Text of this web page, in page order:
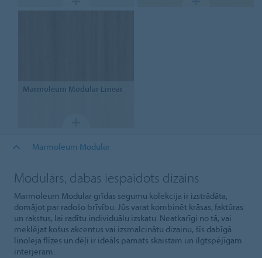
Marmoleum Modular Linear
Marmoleum Modular
Modulārs, dabas iespaidots dizains
Marmoleum Modular grīdas segumu kolekcija ir izstrādāta,
domājot par radošo brīvību. Jūs varat kombinēt krāsas, faktūras
un rakstus, lai radītu individuālu izskatu. Neatkarīgi no tā, vai
meklējat košus akcentus vai izsmalcinātu dizainu, šīs dabīgā
linoleja flīzes un dēļi ir ideāls pamats skaistam un ilgtspējīgam
interjeram.